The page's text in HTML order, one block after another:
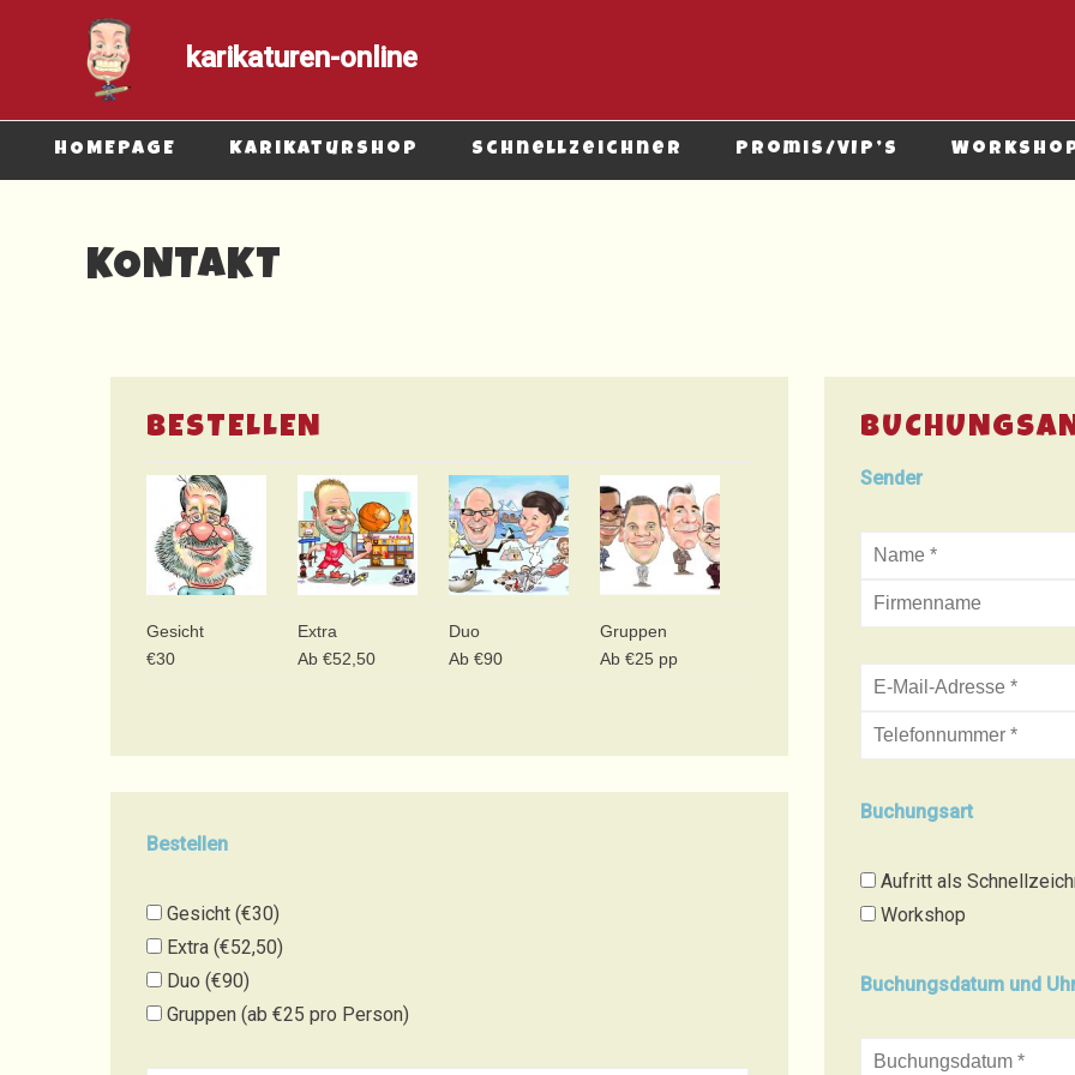
karikaturen-online
HOMEPAGE
Karikaturshop Schnellzeichner Promis/VIP’s
KONTAKT
BESTELLEN
Gesicht
€30
Extra
Ab €52,50
Duo
Ab €90
Gruppen
Ab €25 pp
Bestellen
Gesicht (€30)
Extra (€52,50)
Duo (€90)
Gruppen (ab €25 pro Person)
Sender
Buchungsart
Aufritt als
Workshop
Buchungsdatum und